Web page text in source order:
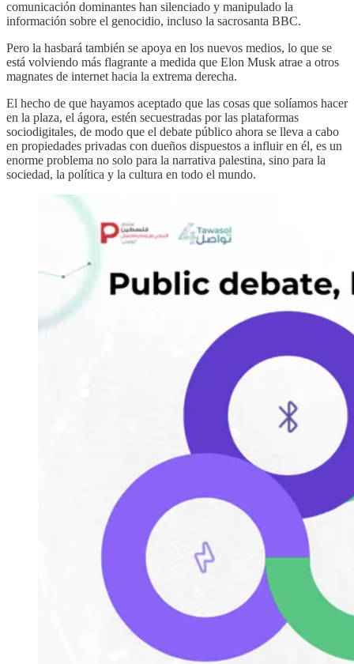
comunicación dominantes han silenciado y manipulado la
información sobre el genocidio, incluso la sacrosanta BBC.
Pero la hasbará también se apoya en los nuevos medios, lo que se
está volviendo más flagrante a medida que Elon Musk atrae a otros
magnates de internet hacia la extrema derecha.
El hecho de que hayamos aceptado que las cosas que solíamos hacer
en la plaza, el ágora, estén secuestradas por las plataformas
sociodigitales, de modo que el debate público ahora se lleva a cabo
en propiedades privadas con dueños dispuestos a influir en él, es un
enorme problema no solo para la narrativa palestina, sino para la
sociedad, la política y la cultura en todo el mundo.